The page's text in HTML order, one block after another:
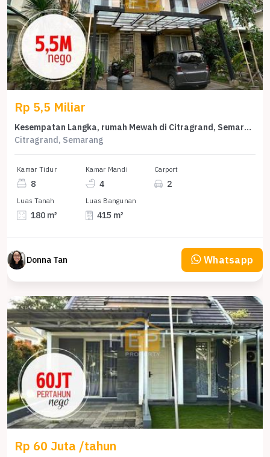
Rp 5,5 Miliar
Kesempatan Langka, rumah Mewah di Citragrand, Semarang, LB 415m²
Citragrand, Semarang
Kamar Tidur
8
Kamar Mandi
4
Carport
2
Luas Tanah
180 m²
Luas Bangunan
415 m²
Donna Tan Whatsapp
Rp 60 Juta /tahun